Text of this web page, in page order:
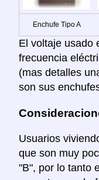
Enchufe Tipo A
El voltaje usado
frecuencia
(mas detalles
son sus
Usuarios
que son muy
"B", por lo tanto